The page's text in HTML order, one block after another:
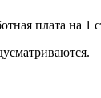
плата на 1